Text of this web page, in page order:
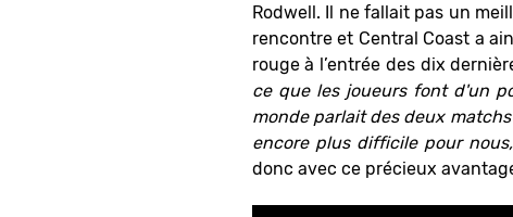
Rodwell. Il ne fallait pas un
rencontre et Central Coast a
rouge à l’entrée des dix
ce que les joueurs font d'un
monde parlait des deux matchs
encore plus difficile pour
donc avec ce précieux